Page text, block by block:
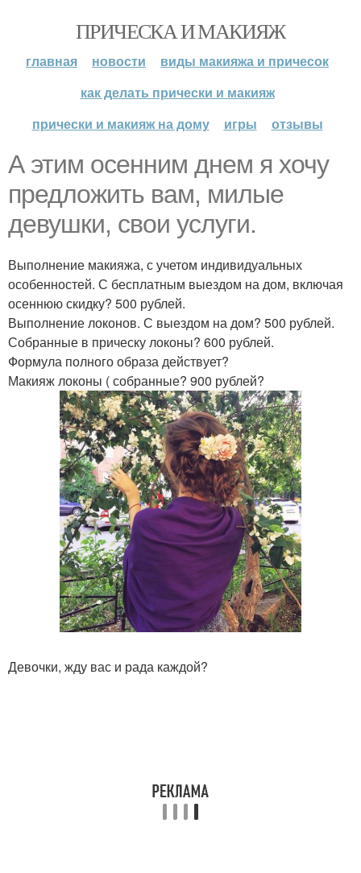
ПРИЧЕСКА И МАКИЯЖ
главная новости
виды макияжа и причесок
как делать прически и макияж
прически и макияж на дому
игры отзывы
А этим осенним днем я хочу
предложить вам, милые
девушки, свои услуги.
Выполнение макияжа, с учетом индивидуальных
особенностей. С бесплатным выездом на дом, включая
осеннюю скидку? 500 рублей.
Выполнение локонов. С выездом на дом? 500 рублей.
Собранные в прическу локоны? 600 рублей.
Формула полного образа действует?
Макияж локоны ( собранные? 900 рублей?
Девочки, жду вас и рада каждой?